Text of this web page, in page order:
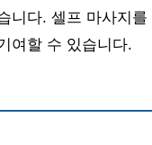
니다. 셀프 마사지
여할 수 있습니다.